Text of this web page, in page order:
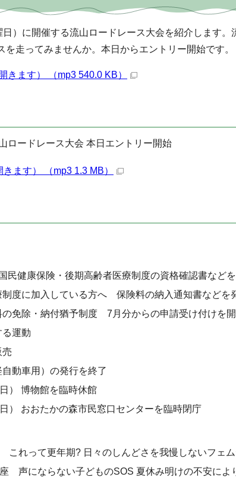
）に開催する流山ロードレース大会を紹介します。
を走ってみませんか。本日からエントリー開始です。
きます） （mp3 540.0 KB）
ロードレース大会 本日エントリー開始
ます） （mp3 1.3 MB）
民健康保険・後期高齢者医療制度の資格確認書など
制度に加入している方へ 保険料の納入通知書などを
の免除・納付猶予制度 7月分からの申請受け付けを
運動
売
動車用）の発行を終了
） 博物館を臨時休館
） おおたかの森市民窓口センターを臨時閉庁
これって更年期? 日々のしんどさを我慢しないフェ
声にならない子どものSOS 夏休み明けの不安によ